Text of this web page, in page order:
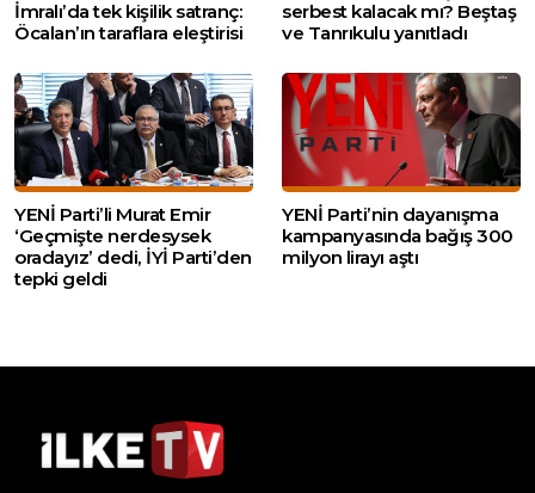
İmralı’da tek kişilik satranç:
Öcalan’ın taraflara eleştirisi
serbest kalacak mı? Beştaş
ve Tanrıkulu yanıtladı
YENİ Parti’li Murat Emir
‘Geçmişte nerdesysek
oradayız’ dedi, İYİ Parti’den
tepki geldi
YENİ Parti’nin dayanışma
kampanyasında bağış 300
milyon lirayı aştı